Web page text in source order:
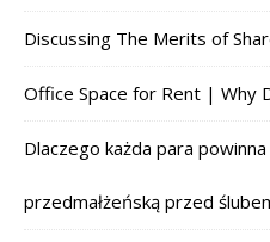
Discussing The Merits of
Office Space for Rent | Why
Dlaczego każda para
przedmałżeńską przed